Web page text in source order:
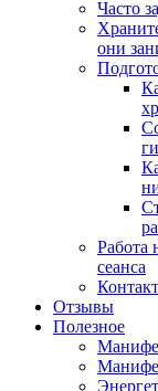
Часто
они
Работа
сеанса
Отзывы
Полезное